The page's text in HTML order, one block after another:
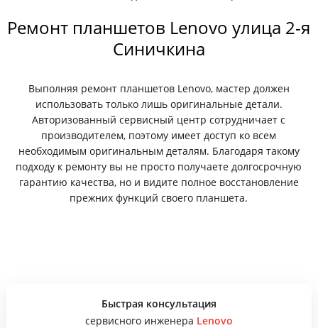
Ремонт планшетов Lenovo улица 2-я
Синичкина
Выполняя ремонт планшетов Lenovo, мастер должен
использовать только лишь оригинальные детали.
Авторизованный сервисный центр сотрудничает с
производителем, поэтому имеет доступ ко всем
необходимым оригинальным деталям. Благодаря такому
подходу к ремонту вы не просто получаете долгосрочную
гарантию качества, но и видите полное восстановление
прежних функций своего планшета.
Быстрая консультация
сервисного инженера Lenovo